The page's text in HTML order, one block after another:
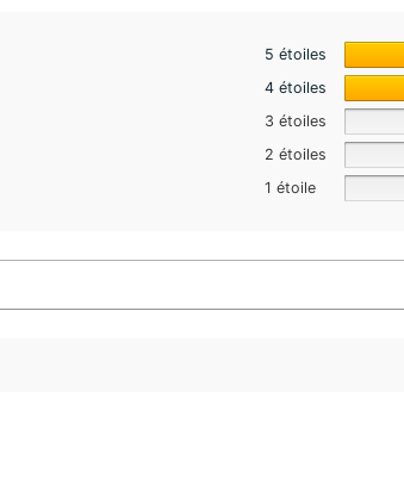
5 étoiles
4 étoiles
3 étoiles
2 étoiles
1 étoile